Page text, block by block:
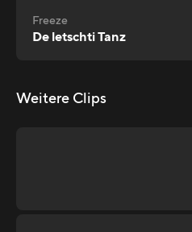
Freeze
De letschti Tanz
Weitere Clips